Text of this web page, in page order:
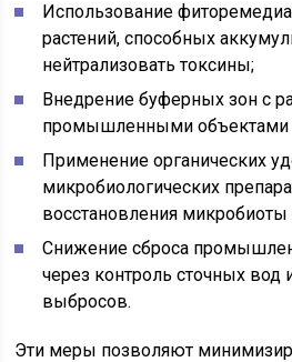
Использование
растений, способных
нейтрализовать токсины;
Внедрение буферных зон с
промышленными объектами
Применение органических
микробиологических
восстановления
Снижение сброса
через контроль сточных
выбросов.
Эти меры позволяют